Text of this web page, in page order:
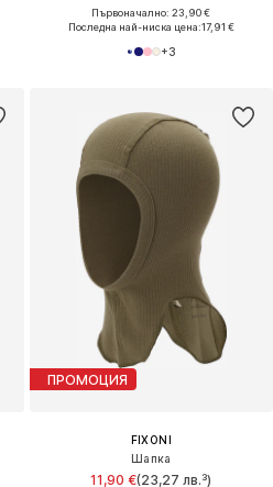
Първоначално: 23,90 €
Последна най-ниска цена:17,91 €
+3
ПРОМОЦИЯ
FIXONI
Шапка
11,90 €(23,27 лв.³)